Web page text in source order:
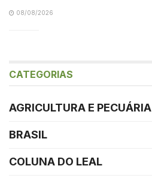
08/08/2026
CATEGORIAS
AGRICULTURA E PECUÁRIA
BRASIL
COLUNA DO LEAL